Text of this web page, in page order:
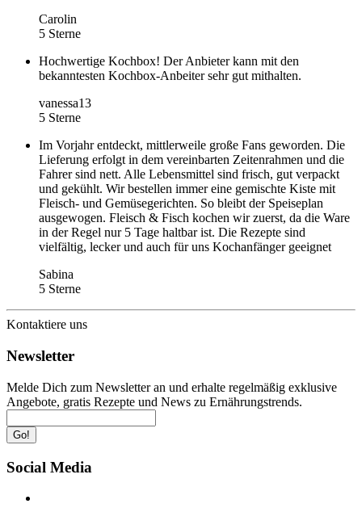
Carolin
5 Sterne
Hochwertige Kochbox! Der Anbieter kann mit den
bekanntesten Kochbox-Anbeiter sehr gut mithalten.
vanessa13
5 Sterne
Im Vorjahr entdeckt, mittlerweile große Fans geworden. Die
Lieferung erfolgt in dem vereinbarten Zeitenrahmen und die
Fahrer sind nett. Alle Lebensmittel sind frisch, gut verpackt
und gekühlt. Wir bestellen immer eine gemischte Kiste mit
Fleisch- und Gemüsegerichten. So bleibt der Speiseplan
ausgewogen. Fleisch & Fisch kochen wir zuerst, da die Ware
in der Regel nur 5 Tage haltbar ist. Die Rezepte sind
vielfältig, lecker und auch für uns Kochanfänger geeignet
Sabina
5 Sterne
Kontaktiere uns
Newsletter
Melde Dich zum Newsletter an und erhalte regelmäßig exklusive
Angebote, gratis Rezepte und News zu Ernährungstrends.
Go!
Social Media